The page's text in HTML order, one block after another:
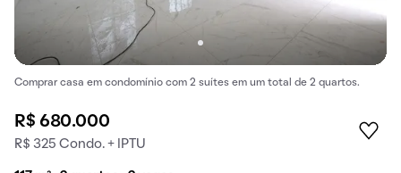
Comprar casa em condomínio com 2 suítes em um total de 2 quartos.
R$ 680.000
R$ 325 Condo. + IPTU